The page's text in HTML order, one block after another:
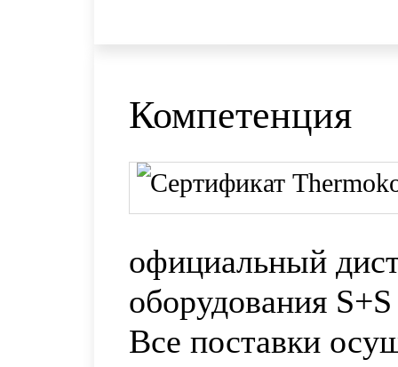
Компетенция
официальный
оборудования
Все поставки